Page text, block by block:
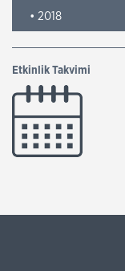
• 2018
Etkinlik Takvimi